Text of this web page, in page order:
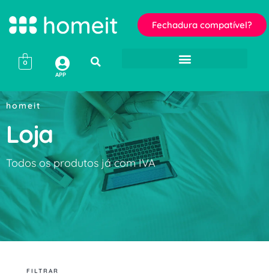
Fechadura compatível?
0
APP
homeit
Loja
Todos os produtos já com IVA
FILTRAR